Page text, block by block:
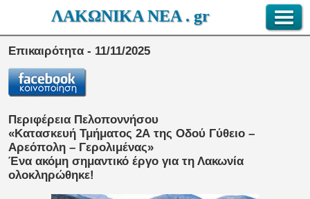
ΛΑΚΩΝΙΚΑ ΝΕΑ . gr
Επικαιρότητα - 11/11/2025
Περιφέρεια Πελοποννήσου
«Κατασκευή Τμήματος 2Α της Οδού Γύθειο –
Αρεόπολη – Γερολιμένας»
Ένα ακόμη σημαντικό έργο για τη Λακωνία
ολοκληρώθηκε!